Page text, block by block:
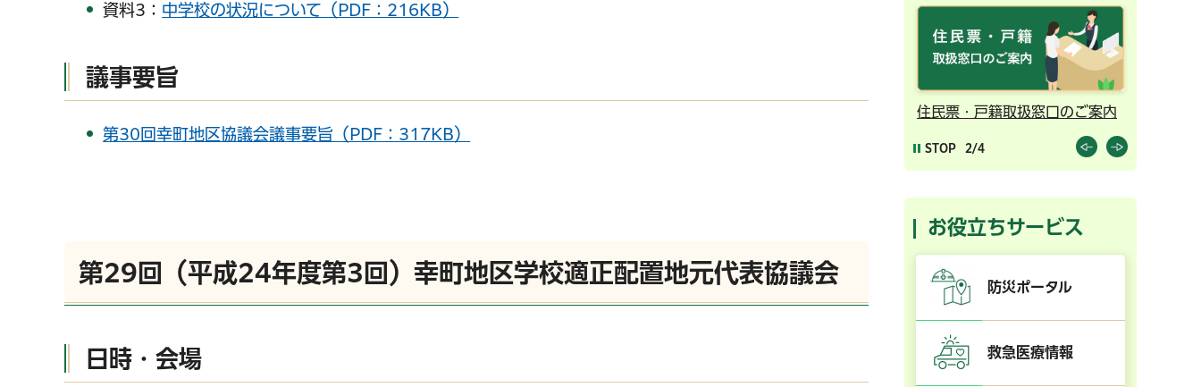
資料3： 中学校の状況について（PDF：216KB）
議事要旨
第30回幸町地区協議会議事要旨（PDF：317KB）
第29回（平成24年度第3回）幸町地区学校適正配置地元代表協議会
日時・会場
住民票・戸籍取扱窓口のご案内
STOP 2/4
お役立ちサービス
防災ポータル
救急医療情報